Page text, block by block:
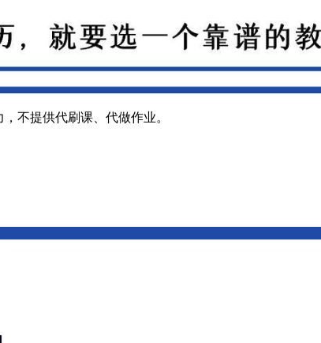
不提供代刷课、代做作业。